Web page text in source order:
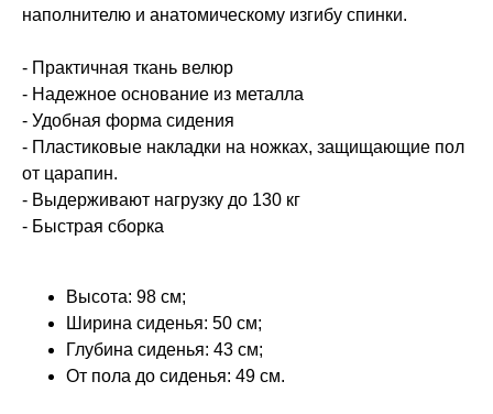
наполнителю и анатомическому изгибу спинки.
- Практичная ткань велюр
- Надежное основание из металла
- Удобная форма сидения
- Пластиковые накладки на ножках, защищающие пол
от царапин.
- Выдерживают нагрузку до 130 кг
- Быстрая сборка
Высота: 98 см;
Ширина сиденья: 50 см;
Глубина сиденья: 43 см;
От пола до сиденья: 49 см.